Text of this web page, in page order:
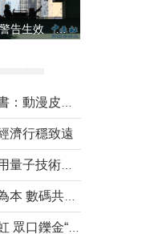
酷熱天氣警告生效 本港高溫持續至下周
濟行穩致遠